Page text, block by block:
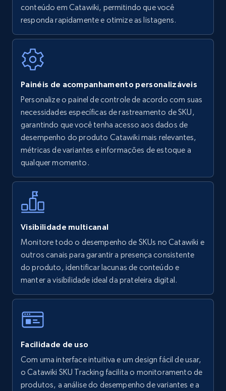
URL, Product name, Product rating, Product
rating object, Product rating max, Rating,
7.4K+
Walmart - products
URL, Final price, Sku, Currency, Gtin,
Specifications, Image urls, Top reviews, and
more.
using specific category URL
URL, Final price, Sku, Currency, Gtin,
Specifications, Image urls, Top reviews, and
more.
5.6K+ 875+ Comece agora
Walmart - products - Collects products by
specific keywords
URL, Final price, Sku, Currency, Gtin,
Specifications, Image urls, Top reviews, and
conteúdo em Catawiki, permitindo que você
responda rapidamente e otimize as listagens.
Painéis de acompanhamento personalizáveis
Personalize o painel de controle de acordo com suas
necessidades específicas de rastreamento de SKU,
garantindo que você tenha acesso aos dados de
desempenho do produto Catawiki mais relevantes,
métricas de variantes e informações de estoque a
qualquer momento.
Visibilidade multicanal
Monitore todo o desempenho de SKUs no Catawiki e
outros canais para garantir a presença consistente
do produto, identificar lacunas de conteúdo e
manter a visibilidade ideal da prateleira digital.
Facilidade de uso
Com uma interface intuitiva e um design fácil de usar,
o Catawiki SKU Tracking facilita o monitoramento de
produtos, a análise do desempenho de variantes e a